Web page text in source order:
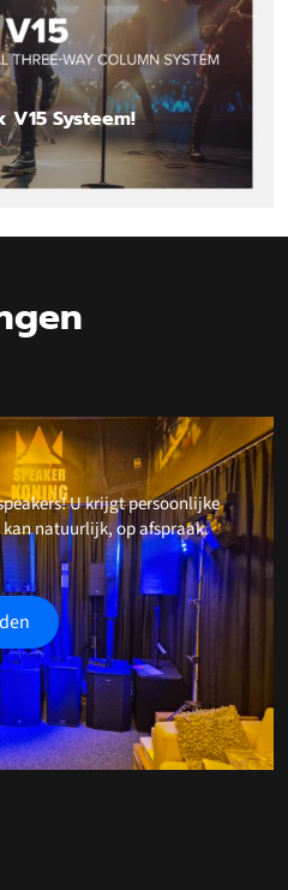
V15 Systeem!
U krijgt persoonlijke
natuurlijk, op afspraak.